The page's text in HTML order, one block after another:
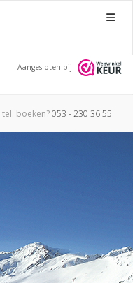
Menu
Aangesloten bij
tel. boeken?053 - 230 36 55